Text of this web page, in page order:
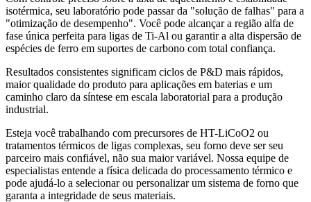
isotérmica, seu laboratório pode passar da "solução de falhas" para a
"otimização de desempenho". Você pode alcançar a região alfa de
fase única perfeita para ligas de Ti-Al ou garantir a alta dispersão de
espécies de ferro em suportes de carbono com total confiança.
Resultados consistentes significam ciclos de P&D mais rápidos,
maior qualidade do produto para aplicações em baterias e um
caminho claro da síntese em escala laboratorial para a produção
industrial.
Esteja você trabalhando com precursores de HT-LiCoO2 ou
tratamentos térmicos de ligas complexas, seu forno deve ser seu
parceiro mais confiável, não sua maior variável. Nossa equipe de
especialistas entende a física delicada do processamento térmico e
pode ajudá-lo a selecionar ou personalizar um sistema de forno que
garanta a integridade de seus materiais.